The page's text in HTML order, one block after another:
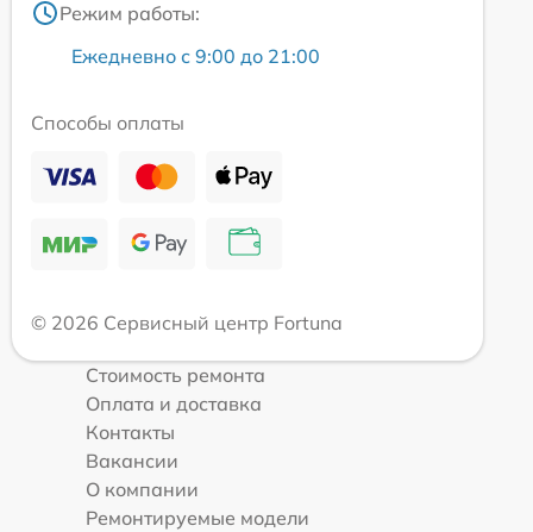
Режим работы:
Ежедневно с 9:00 до 21:00
Способы оплаты
© 2026 Сервисный центр Fortuna
Стоимость ремонта
Оплата и доставка
Контакты
Вакансии
О компании
Ремонтируемые модели